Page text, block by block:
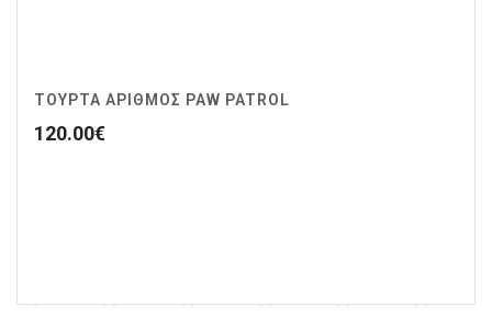
ΤΟΥΡΤΑ ΑΡΙΘΜΟΣ PAW PATROL
120.00€